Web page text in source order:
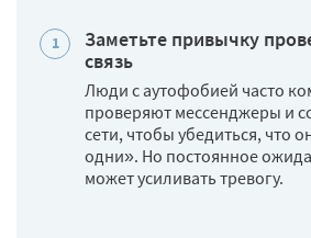
Заметьте привычку
связь
Люди с аутофобией часто
проверяют мессенджеры и
сети, чтобы убедиться, что
одни». Но постоянное
может усиливать тревогу.